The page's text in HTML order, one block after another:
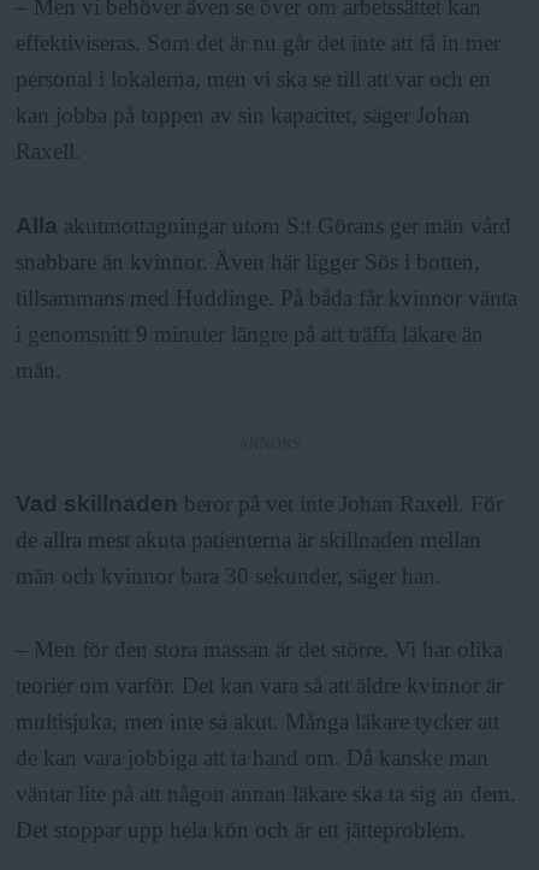
– Men vi behöver även se över om arbetssättet kan
effektiviseras. Som det är nu går det inte att få in mer
personal i lokalerna, men vi ska se till att var och en
kan jobba på toppen av sin kapacitet, säger Johan
Raxell.
Alla akutmottagningar utom S:t Görans ger män vård
snabbare än kvinnor. Även här ligger Sös i botten,
tillsammans med Huddinge. På båda får kvinnor vänta
i genomsnitt 9 minuter längre på att träffa läkare än
män.
Vad skillnaden beror på vet inte Johan Raxell. För
de allra mest akuta patienterna är skillnaden mellan
män och kvinnor bara 30 sekunder, säger han.
– Men för den stora massan är det större. Vi har olika
teorier om varför. Det kan vara så att äldre kvinnor är
multisjuka, men inte så akut. Många läkare tycker att
de kan vara jobbiga att ta hand om. Då kanske man
väntar lite på att någon annan läkare ska ta sig an dem.
Det stoppar upp hela kön och är ett jätteproblem.